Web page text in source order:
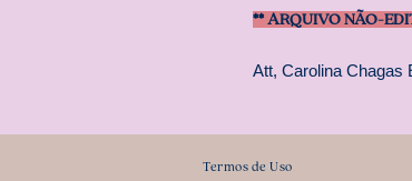
** ARQUIVO NÃO-
Att, Carolina Chagas
Termos de Uso